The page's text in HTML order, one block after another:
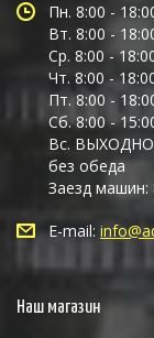
Пн. 8:00 -
Вт. 8:00 -
Ср. 8:00 -
Чт. 8:00 -
Пт. 8:00 -
Сб. 8:00 -
Вс.
без обеда
Заезд машин:
E-mail:
Наш магазин